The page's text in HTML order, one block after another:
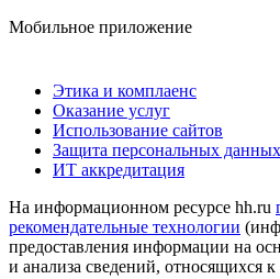
Мобильное приложение
Этика и комплаенс
Оказание услуг
Использование сайтов
Защита персональных данных
ИТ аккредитация
На информационном ресурсе hh.ru
рекомендательные технологии
предоставления информации на
и анализа сведений, относящихся